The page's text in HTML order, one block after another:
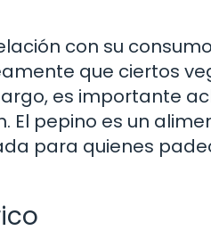
con su
que ciertos
es importante
pepino es un
para quienes